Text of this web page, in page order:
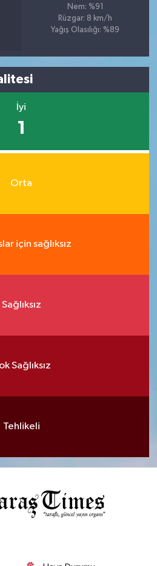
Nem: %91
Rüzgar: 8 km/h
Yağış Olasılığı: %89
İyi
1
Orta
için sağlıksız
Sağlıksız
Sağlıksız
Tehlikeli